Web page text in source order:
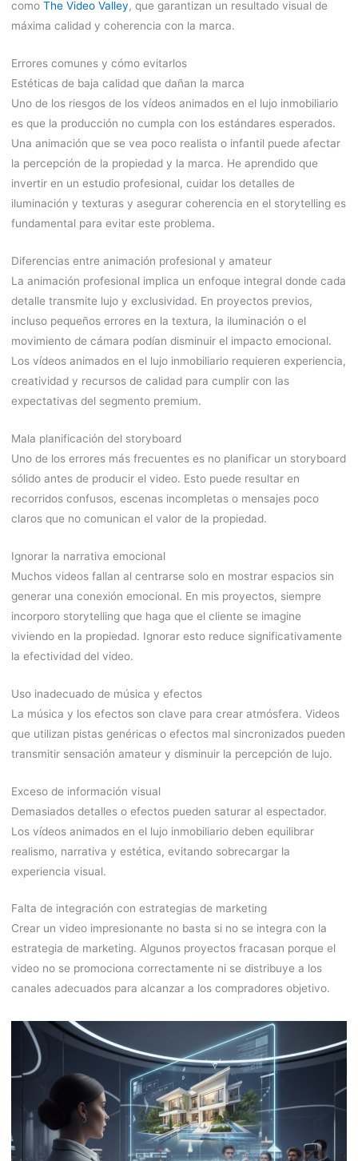
como The Video Valley, que garantizan un resultado visual de
máxima calidad y coherencia con la marca.
Errores comunes y cómo evitarlos
Estéticas de baja calidad que dañan la marca
Uno de los riesgos de los vídeos animados en el lujo inmobiliario
es que la producción no cumpla con los estándares esperados.
Una animación que se vea poco realista o infantil puede afectar
la percepción de la propiedad y la marca. He aprendido que
invertir en un estudio profesional, cuidar los detalles de
iluminación y texturas y asegurar coherencia en el storytelling es
fundamental para evitar este problema.
Diferencias entre animación profesional y amateur
La animación profesional implica un enfoque integral donde cada
detalle transmite lujo y exclusividad. En proyectos previos,
incluso pequeños errores en la textura, la iluminación o el
movimiento de cámara podían disminuir el impacto emocional.
Los vídeos animados en el lujo inmobiliario requieren experiencia,
creatividad y recursos de calidad para cumplir con las
expectativas del segmento premium.
Mala planificación del storyboard
Uno de los errores más frecuentes es no planificar un storyboard
sólido antes de producir el video. Esto puede resultar en
recorridos confusos, escenas incompletas o mensajes poco
claros que no comunican el valor de la propiedad.
Ignorar la narrativa emocional
Muchos videos fallan al centrarse solo en mostrar espacios sin
generar una conexión emocional. En mis proyectos, siempre
incorporo storytelling que haga que el cliente se imagine
viviendo en la propiedad. Ignorar esto reduce significativamente
la efectividad del video.
Uso inadecuado de música y efectos
La música y los efectos son clave para crear atmósfera. Videos
que utilizan pistas genéricas o efectos mal sincronizados pueden
transmitir sensación amateur y disminuir la percepción de lujo.
Exceso de información visual
Demasiados detalles o efectos pueden saturar al espectador.
Los vídeos animados en el lujo inmobiliario deben equilibrar
realismo, narrativa y estética, evitando sobrecargar la
experiencia visual.
Falta de integración con estrategias de marketing
Crear un video impresionante no basta si no se integra con la
estrategia de marketing. Algunos proyectos fracasan porque el
video no se promociona correctamente ni se distribuye a los
canales adecuados para alcanzar a los compradores objetivo.